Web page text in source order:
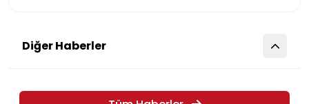
Diğer Haberler